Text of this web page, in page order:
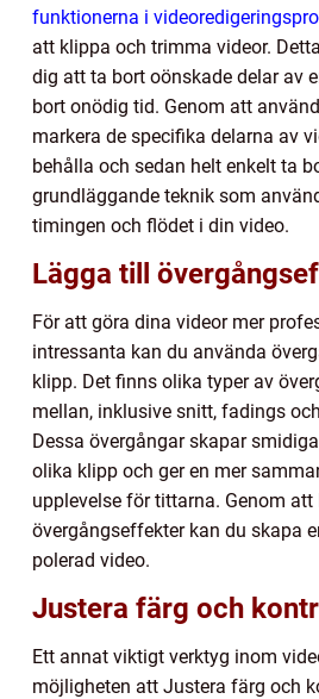
funktionerna i
att klippa och trimma videor.
dig att ta bort oönskade delar av
bort onödig tid. Genom att
markera de specifika delarna av
behålla och sedan helt enkelt ta
grundläggande teknik som
timingen och flödet i din video.
Lägga till
För att göra dina videor mer
intressanta kan du använda
klipp. Det finns olika typer av
mellan, inklusive snitt, fadings
Dessa övergångar skapar
olika klipp och ger en mer
upplevelse för tittarna. Genom
övergångseffekter kan du skapa
polerad video.
Justera färg och
Ett annat viktigt verktyg inom
möjligheten att Justera färg och